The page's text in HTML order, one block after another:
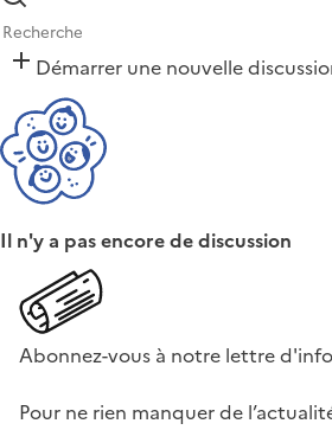
Démarrer une nouvelle
Il n'y a pas encore de discussion
Abonnez-vous à notre lettre
Pour ne rien manquer de